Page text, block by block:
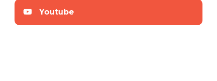
Youtube